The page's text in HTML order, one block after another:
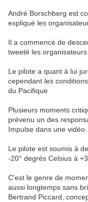
André Borschberg est
expliqué les
Il a commencé de
tweeté les
Le pilote a quant à lui
cependant les
du Pacifique
Plusieurs moments
prévenu un des
Impulse dans une vidéo.
Le pilote est soumis à
-20° degrés Celsius à
C'est le genre de
aussi longtemps sans
Bertrand Piccard,